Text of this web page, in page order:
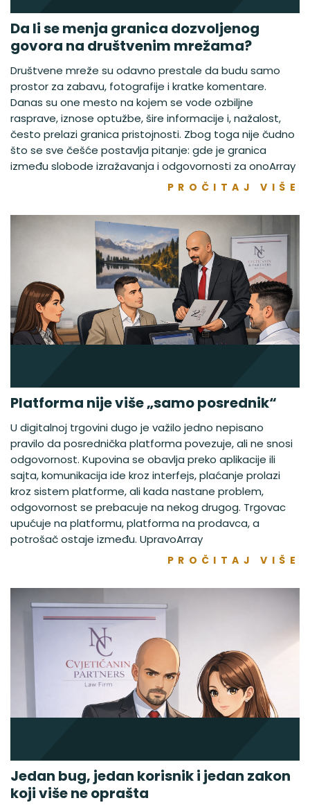
Da li se menja granica dozvoljenog
govora na društvenim mrežama?
Društvene mreže su odavno prestale da budu samo
prostor za zabavu, fotografije i kratke komentare.
Danas su one mesto na kojem se vode ozbiljne
rasprave, iznose optužbe, šire informacije i, nažalost,
često prelazi granica pristojnosti. Zbog toga nije čudno
što se sve češće postavlja pitanje: gde je granica
između slobode izražavanja i odgovornosti za onoArray
PROČITAJ VIŠE
Platforma nije više „samo posrednik“
U digitalnoj trgovini dugo je važilo jedno nepisano
pravilo da posrednička platforma povezuje, ali ne snosi
odgovornost. Kupovina se obavlja preko aplikacije ili
sajta, komunikacija ide kroz interfejs, plaćanje prolazi
kroz sistem platforme, ali kada nastane problem,
odgovornost se prebacuje na nekog drugog. Trgovac
upućuje na platformu, platforma na prodavca, a
potrošač ostaje između. UpravoArray
PROČITAJ VIŠE
Jedan bug, jedan korisnik i jedan zakon
koji više ne oprašta